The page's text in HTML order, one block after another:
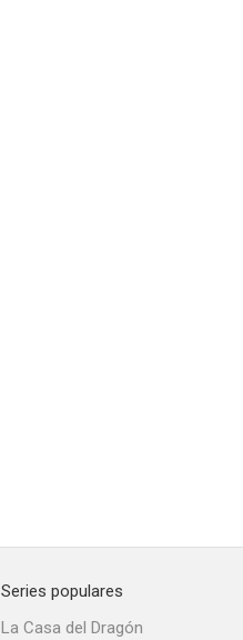
Series populares
La Casa del Dragón